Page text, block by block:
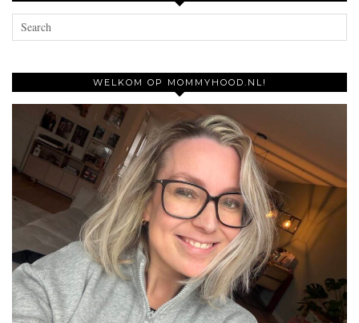
WELKOM OP MOMMYHOOD.NL!